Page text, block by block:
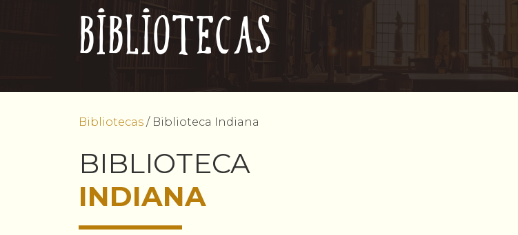
Bibliotecas
Bibliotecas / Biblioteca Indiana
BIBLIOTECA
INDIANA